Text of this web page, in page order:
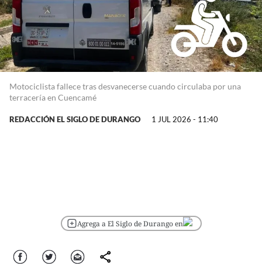
Motociclista fallece tras desvanecerse cuando circulaba por una
terracería en Cuencamé
REDACCIÓN EL SIGLO DE DURANGO 1 JUL 2026 - 11:40
Agrega a El Siglo de Durango en
Facebook Twitter Correo comparte